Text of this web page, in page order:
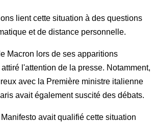
lient cette situation à des questions
et de distance personnelle.
Macron lors de ses apparitions
l'attention de la presse. Notamment,
avec la Première ministre italienne
avait également suscité des débats.
avait qualifié cette situation